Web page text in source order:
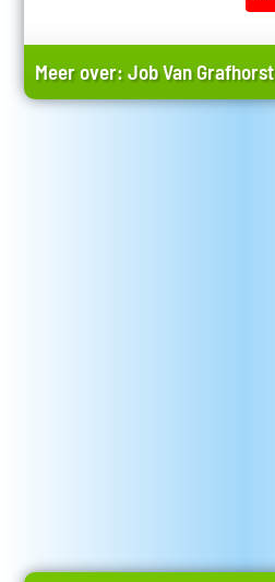
Meer over:Job Van Grafhorst